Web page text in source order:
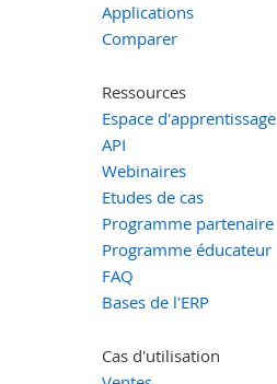
Applications
Comparer
Ressources
Espace d'apprentissage
API
Webinaires
Etudes de cas
Programme partenaire
Programme éducateur
FAQ
Bases de l'ERP
Cas d'utilisation